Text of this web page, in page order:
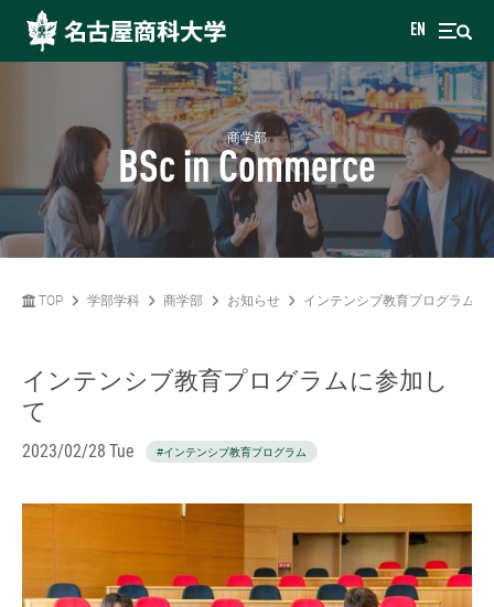
EN
商学部
BSc in Commerce
TOP 学部学科 商学部 お知らせ インテンシブ教育プログラムに
インテンシブ教育プログラムに参加し
て
2023/02/28 Tue #インテンシブ教育プログラム